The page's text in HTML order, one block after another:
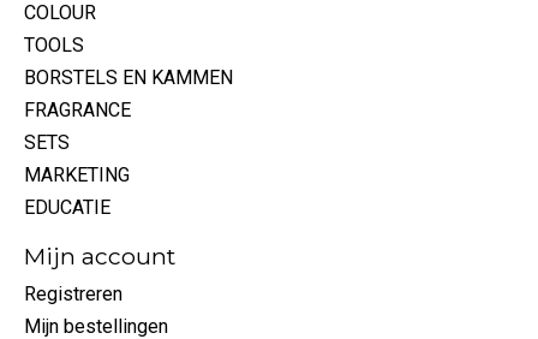
COLOUR
TOOLS
BORSTELS EN KAMMEN
FRAGRANCE
SETS
MARKETING
EDUCATIE
Mijn account
Registreren
Mijn bestellingen